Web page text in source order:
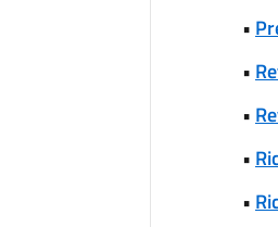
•
•
•
•
•